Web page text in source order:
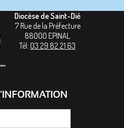
Diocèse de Saint-Dié
7 Rue de la Préfecture
88000 EPINAL
Tél: 03 29 82 21 63